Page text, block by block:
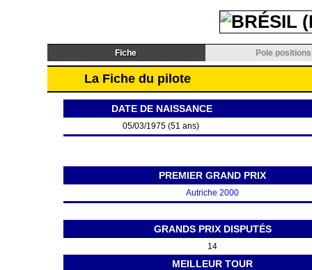
Fiche Pole positions
La Fiche du pilote
DATE DE NAISSANCE
05/03/1975 (51 ans)
PREMIER GRAND PRIX
Autriche 2000
GRANDS PRIX DISPUTÉS
14
MEILLEUR TOUR